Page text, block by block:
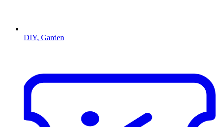
DIY, Garden